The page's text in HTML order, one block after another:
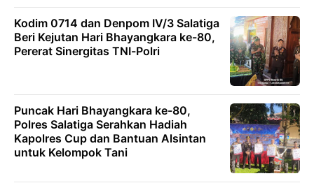
Kodim 0714 dan Denpom IV/3 Salatiga
Beri Kejutan Hari Bhayangkara ke-80,
Pererat Sinergitas TNI-Polri
Puncak Hari Bhayangkara ke-80,
Polres Salatiga Serahkan Hadiah
Kapolres Cup dan Bantuan Alsintan
untuk Kelompok Tani